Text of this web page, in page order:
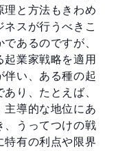
理と方法もきわめ
スが行うべきこ
あるのですが、
業家戦略を適用
伴い、ある種の起
り、たとえば、
主導的な地位にあ
、うってつけの戦
特有の利点や限界